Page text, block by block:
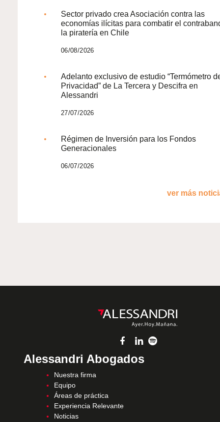
Sector privado crea Asociación contra las
economías ilícitas para combatir el
la piratería en Chile
06/08/2026
Adelanto exclusivo de estudio “Termómetro
Privacidad” de La Tercera y Descifra en
Alessandri
27/07/2026
Régimen de Inversión para los Fondos
Generacionales
06/07/2026
ver más
Alessandri Abogados
Nuestra firma
Equipo
Áreas de práctica
Experiencia Relevante
Noticias